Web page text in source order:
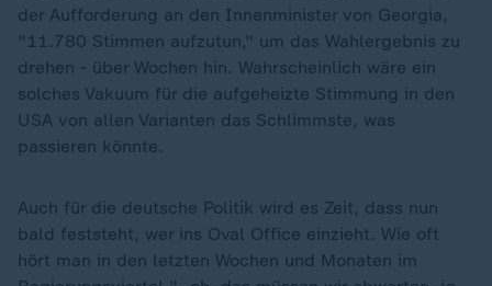
der Aufforderung an den Innenminister von Georgia,
"11.780 Stimmen aufzutun," um das Wahlergebnis zu
drehen - über Wochen hin. Wahrscheinlich wäre ein
solches Vakuum für die aufgeheizte Stimmung in den
USA von allen Varianten das Schlimmste, was
passieren könnte.
Auch für die deutsche Politik wird es Zeit, dass nun
bald feststeht, wer ins Oval Office einzieht. Wie oft
hört man in den letzten Wochen und Monaten im